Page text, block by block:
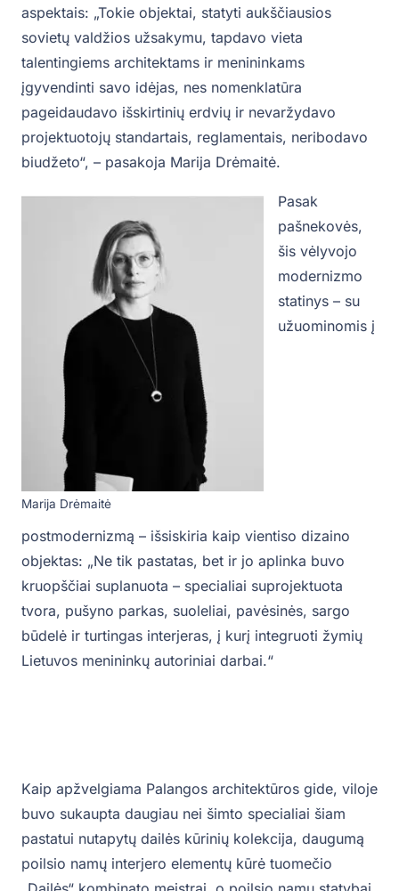
aspektais: „Tokie objektai, statyti aukščiausios
sovietų valdžios užsakymu, tapdavo vieta
talentingiems architektams ir menininkams
įgyvendinti savo idėjas, nes nomenklatūra
pageidaudavo išskirtinių erdvių ir nevaržydavo
projektuotojų standartais, reglamentais, neribodavo
biudžeto“, – pasakoja Marija Drėmaitė.
Marija Drėmaitė
Pasak
pašnekovės,
šis vėlyvojo
modernizmo
statinys – su
užuominomis į
postmodernizmą – išsiskiria kaip vientiso dizaino
objektas: „Ne tik pastatas, bet ir jo aplinka buvo
kruopščiai suplanuota – specialiai suprojektuota
tvora, pušyno parkas, suoleliai, pavėsinės, sargo
būdelė ir turtingas interjeras, į kurį integruoti žymių
Lietuvos menininkų autoriniai darbai.“
Kaip apžvelgiama Palangos architektūros gide, viloje
buvo sukaupta daugiau nei šimto specialiai šiam
pastatui nutapytų dailės kūrinių kolekcija, daugumą
poilsio namų interjero elementų kūrė tuomečio